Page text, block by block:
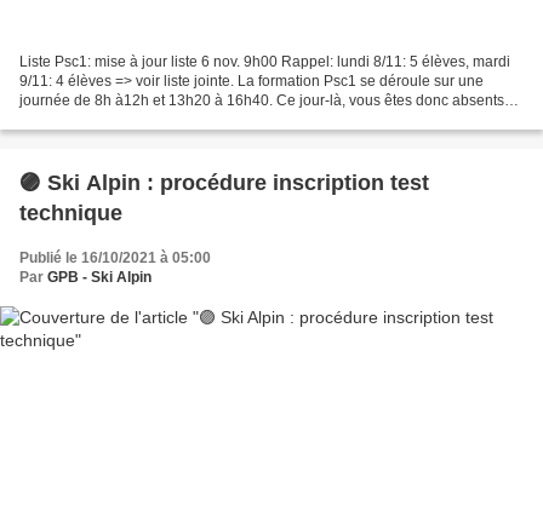
Liste Psc1: mise à jour liste 6 nov. 9h00 Rappel: lundi 8/11: 5 élèves, mardi
9/11: 4 élèves => voir liste jointe. La formation Psc1 se déroule sur une
journée de 8h à12h et 13h20 à 16h40. Ce jour-là, vous êtes donc absents
🟣 Ski Alpin : procédure inscription test
technique
Publié le 16/10/2021 à 05:00
Par GPB - Ski Alpin